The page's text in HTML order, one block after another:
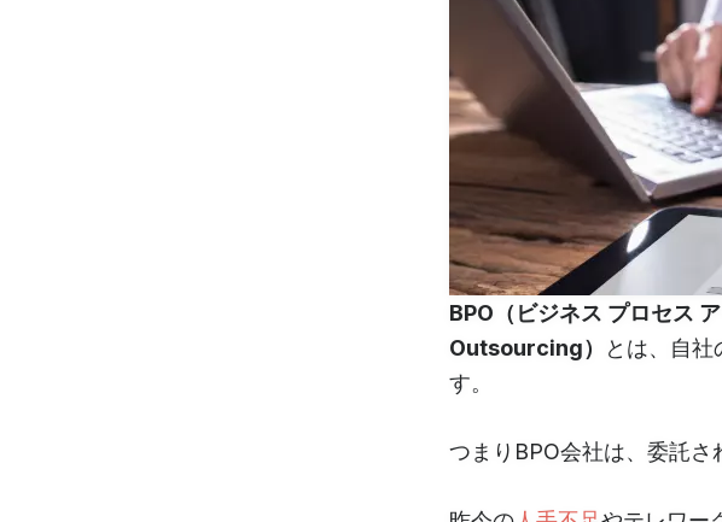
BPO（ビジネス プロセス
Outsourcing）
とは、自
す。
つまりBPO会社は、委託さ